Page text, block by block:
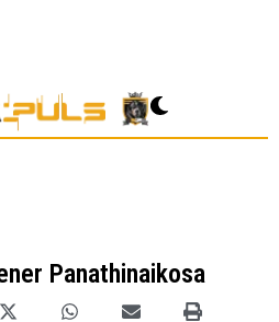
Panathinaikosa